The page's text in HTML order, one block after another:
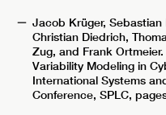
Jacob Krüger,
Christian Diedrich,
Zug, and Frank
Variability Modeling in
International Systems
Conference, SPLC,